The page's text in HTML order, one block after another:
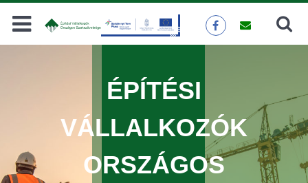
Keresés
ÉPÍTÉSI
VÁLLALKOZÓK
ORSZÁGOS